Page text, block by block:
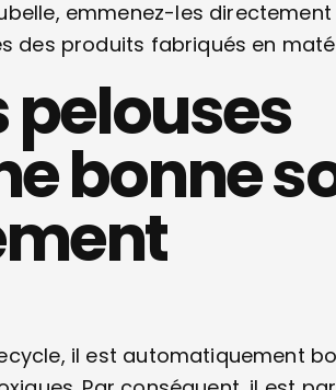
emmenez-les
des produits fabriqués en
pelouses
bonne
il est automatiquement